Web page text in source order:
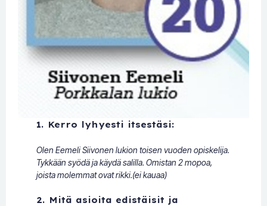
1. Kerro lyhyesti itsestäsi:
Olen Eemeli Siivonen lukion toisen vuoden opiskelija.
Tykkään syödä ja käydä salilla. Omistan 2 mopoa,
joista molemmat ovat rikki.(ei kauaa)
2. Mitä asioita edistäisit ja